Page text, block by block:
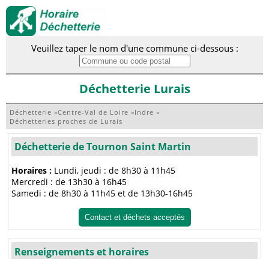
Veuillez taper le nom d'une commune ci-dessous :
Déchetterie Lurais
Déchetterie »Centre-Val de Loire »Indre »
Déchetteries proches de Lurais
Déchetterie de Tournon Saint Martin
Horaires : Lundi, jeudi : de 8h30 à 11h45
Mercredi : de 13h30 à 16h45
Samedi : de 8h30 à 11h45 et de 13h30-16h45
Contact et déchets acceptés
Renseignements et horaires